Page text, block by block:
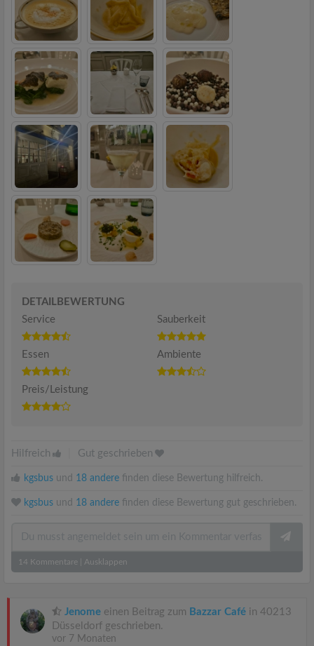
DETAILBEWERTUNG
Service
Sauberkeit
Essen Ambiente
Preis/Leistung
Hilfreich Gut geschrieben
kgsbus und 18 andere finden diese Bewertung hilfreich.
kgsbus und 18 andere finden diese Bewertung gut geschrieben.
14 Kommentare Ausklappen
Jenome einen Beitrag zum Bazzar Café in 40213
Düsseldorf geschrieben.
vor 7 Monaten